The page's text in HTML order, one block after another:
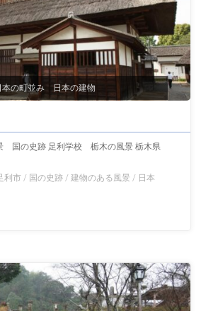
本の町並み 日本の建物
国の史跡 足利学校 栃木の風景 栃木県
利市 / 国の史跡 /建物のある風景 / 日本